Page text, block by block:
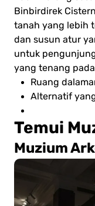
Binbirdirek
tanah yang lebih
dan susun atur
untuk
yang tenang
Ruang
Alternatif
Temui
Muzium